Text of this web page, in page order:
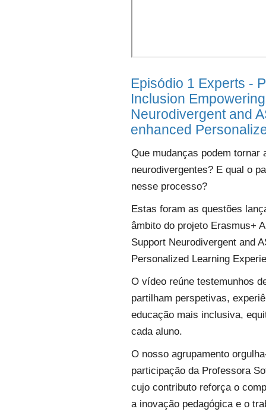
Episódio 1 Experts -
Inclusion
Neurodivergent and
enhanced
Que mudanças podem
neurodivergentes? E qual o
nesse processo?
Estas foram as questões
âmbito do projeto Erasmus+
Support Neurodivergent and
Personalized Learning
O vídeo reúne testemunhos
partilham perspetivas,
educação mais inclusiva,
cada aluno.
O nosso agrupamento
participação da Professora
cujo contributo reforça o
a inovação pedagógica e o